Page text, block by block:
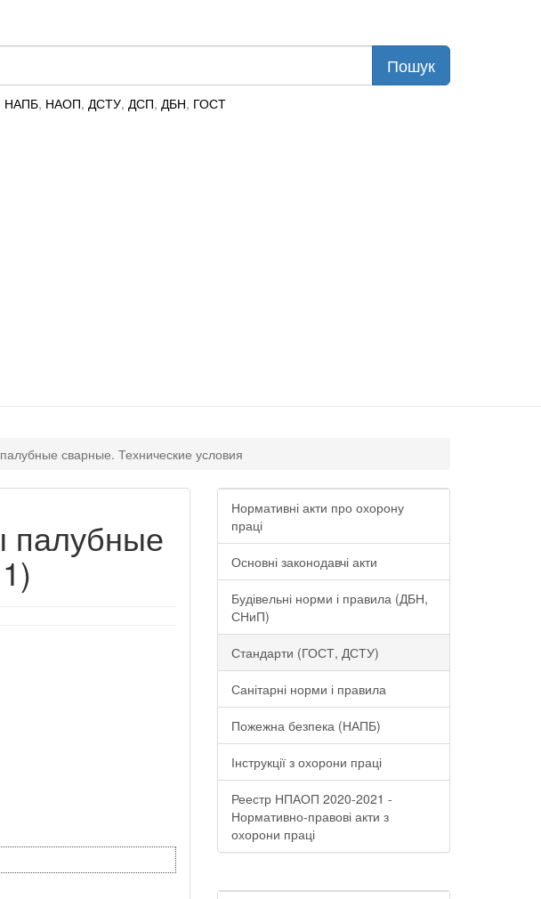
НАПБ, НАОП, ДСТУ, ДСП, ДБН, ГОСТ
сварные. Технические условия
палубные
Нормативні акти про охорону
праці
Основні законодавчі акти
Будівельні норми і правила (ДБН,
СНиП)
Стандарти (ГОСТ, ДСТУ)
Санітарні норми і правила
Пожежна безпека (НАПБ)
Інструкції з охорони праці
Реестр НПАОП 2020-2021 -
Нормативно-правові акти з
охорони праці